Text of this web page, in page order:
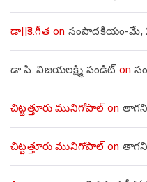
డా||కె.గీత on సంపాదకీయం-మే,
డా.పి. విజయలక్ష్మి పండిట్ on
చిట్టత్తూరు మునిగోపాల్on తాగని
చిట్టత్తూరు మునిగోపాల్on తాగని